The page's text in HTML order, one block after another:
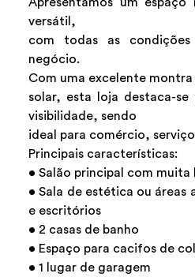
Apresentamos um
versátil,
com todas as
negócio.
Com uma excelente montra
solar, esta loja destaca-
visibilidade, sendo
ideal para comércio,
Principais características:
• Salão principal com muita
• Sala de estética ou áreas
e escritórios
• 2 casas de banho
• Espaço para cacifos de
• 1 lugar de garagem